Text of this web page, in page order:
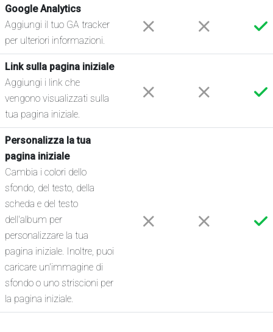
Google Analytics
Aggiungi il tuo GA tracker
per ulteriori informazioni.
Link sulla pagina iniziale
Aggiungi i link che
vengono visualizzati sulla
tua pagina iniziale.
Personalizza la tua
pagina iniziale
Cambia i colori dello
sfondo, del testo, della
scheda e del testo
dell'album per
personalizzare la tua
pagina iniziale. Inoltre, puoi
caricare un'immagine di
sfondo o uno striscioni per
la pagina iniziale.